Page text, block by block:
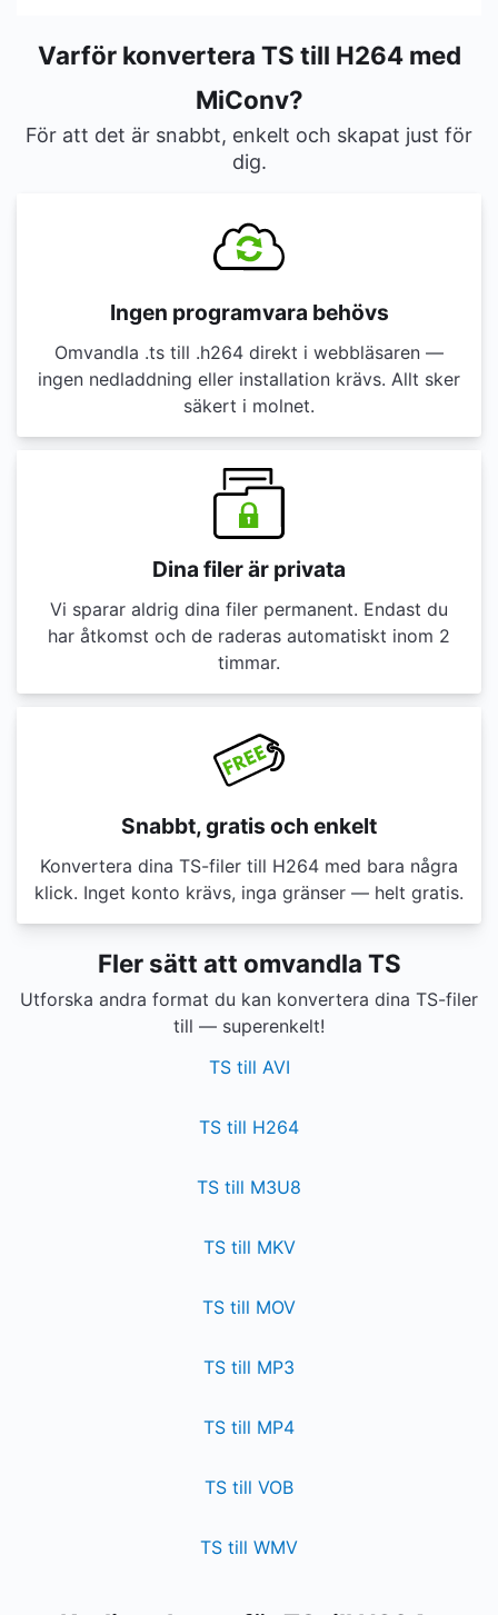
Varför konvertera TS till H264 med
MiConv?
För att det är snabbt, enkelt och skapat just för
dig.
Ingen programvara behövs
Omvandla .ts till .h264 direkt i webbläsaren —
ingen nedladdning eller installation krävs. Allt sker
säkert i molnet.
Dina filer är privata
Vi sparar aldrig dina filer permanent. Endast du
har åtkomst och de raderas automatiskt inom 2
timmar.
Snabbt, gratis och enkelt
Konvertera dina TS-filer till H264 med bara några
klick. Inget konto krävs, inga gränser — helt gratis.
Fler sätt att omvandla TS
Utforska andra format du kan konvertera dina TS-filer
till — superenkelt!
TS till AVI
TS till H264
TS till M3U8
TS till MKV
TS till MOV
TS till MP3
TS till MP4
TS till VOB
TS till WMV